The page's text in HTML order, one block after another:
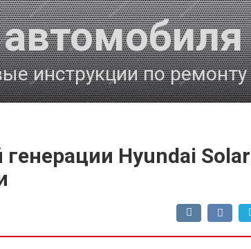
инструкции по
генерации Hyundai